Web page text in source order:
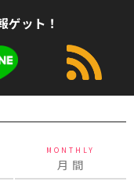
ゲット！
MONTHLY
月 間